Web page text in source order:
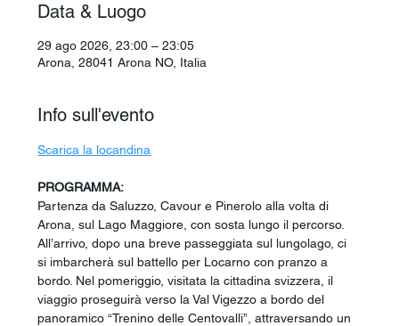
Data & Luogo
29 ago 2026, 23:00 – 23:05
Arona, 28041 Arona NO, Italia
Info sull'evento
Scarica la locandina
PROGRAMMA:
Partenza da Saluzzo, Cavour e Pinerolo alla volta di
Arona, sul Lago Maggiore, con sosta lungo il percorso.
All’arrivo, dopo una breve passeggiata sul lungolago, ci
si imbarcherà sul battello per Locarno con pranzo a
bordo. Nel pomeriggio, visitata la cittadina svizzera, il
viaggio proseguirà verso la Val Vigezzo a bordo del
panoramico “Trenino delle Centovalli”, attraversando un